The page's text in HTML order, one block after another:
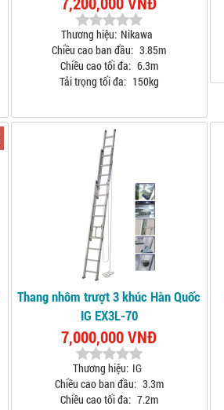
Thương hiệu: Nikawa
Chiều cao ban đầu: 3.85m
Chiều cao tối đa: 6.3m
Tải trọng tối đa: 150kg
Thang nhôm trượt 3 khúc Hàn Quốc
IG EX3L-70
7,000,000 VNĐ
Thương hiệu: IG
Chiều cao ban đầu: 3.3m
Chiều cao tối đa: 7.2m